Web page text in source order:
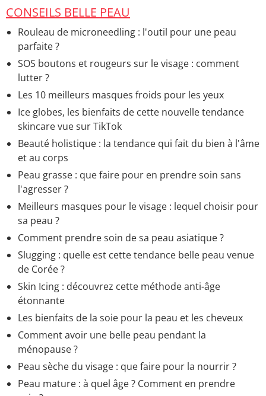
Maquillage bonne mine 40 ans
conseils et astuces maquillage
CONSEILS BELLE PEAU
Rouleau de microneedling : l'outil pour une peau
parfaite ?
SOS boutons et rougeurs sur le visage : comment
lutter ?
Les 10 meilleurs masques froids pour les yeux
Ice globes, les bienfaits de cette nouvelle tendance
skincare vue sur TikTok
Beauté holistique : la tendance qui fait du bien à l'âme
et au corps
Peau grasse : que faire pour en prendre soin sans
l'agresser ?
Meilleurs masques pour le visage : lequel choisir pour
sa peau ?
Comment prendre soin de sa peau asiatique ?
Slugging : quelle est cette tendance belle peau venue
de Corée ?
Skin Icing : découvrez cette méthode anti-âge
étonnante
Les bienfaits de la soie pour la peau et les cheveux
Comment avoir une belle peau pendant la
ménopause ?
Peau sèche du visage : que faire pour la nourrir ?
Peau mature : à quel âge ? Comment en prendre